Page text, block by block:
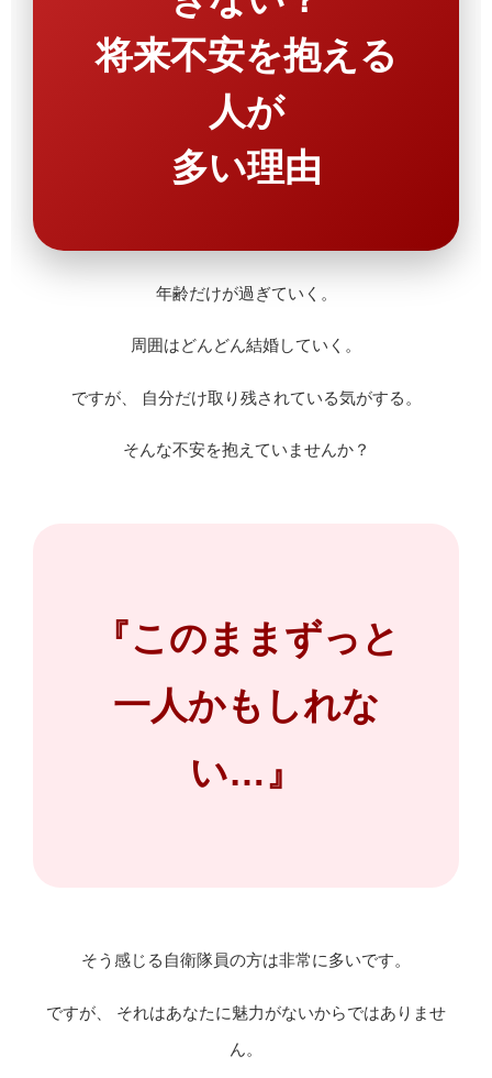
将来不安を抱える
人が
多い理由
年齢だけが過ぎていく。
周囲はどんどん結婚していく。
ですが、 自分だけ取り残されている気がする。
そんな不安を抱えていませんか？
『このままずっと
一人かもしれな
い…』
そう感じる自衛隊員の方は非常に多いです。
ですが、 それはあなたに魅力がないからではありませ
ん。